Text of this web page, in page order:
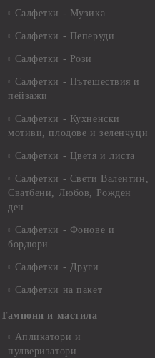
Салфетки - Музика
Салфетки - Пеперуди
Салфетки - Рози
Салфетки - Пътешествия и
пейзажи
Салфетки - Кухненски
мотиви, плодове и зеленчуци
Салфетки - Цветя и листа
Салфетки - Свети Валентин,
Сватбени, Любов, Рожден
ден
Салфетки - Фонове и
бордюри
Салфетки - Други
Салфетки на пакет
Тампони и мастила
Апликатори и
пулверизатори